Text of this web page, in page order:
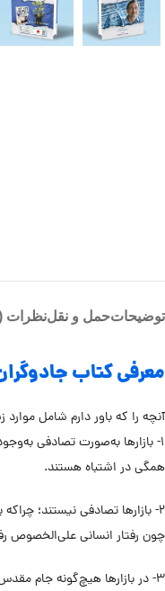
توضیحاتحمل و نقلنظرات
معرفی کتاب جادوگران
آنچه را که باور دارم شامل
۱- بازارها به‌صورت تصادفی
همگی در اشتباه هستند.
۲- بازارها تصادفی نیستند؛
چون رفتار انسانی علی‌الخصوص
۳- در بازارها هیچ‌گونه جام مقدس (آب حیات) یا راز بزرگی برای موفقیت وجود ندارد، درحالی‌که الگوهای متعددی وجود دارند که ما را به سودهای کلانی می‌رسانند.